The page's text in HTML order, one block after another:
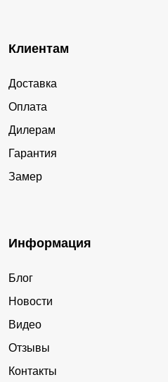
Клиентам
Доставка
Оплата
Дилерам
Гарантия
Замер
Информация
Блог
Новости
Видео
Отзывы
Контакты